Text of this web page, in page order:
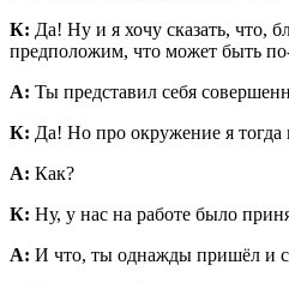
К: Да! Ну и я хочу сказать, что,
предположим, что может быть
А: Ты представил себя
К: Да! Но про окружение я тогда
А: Как?
К: Ну, у нас на работе было
А: И что, ты однажды пришёл и